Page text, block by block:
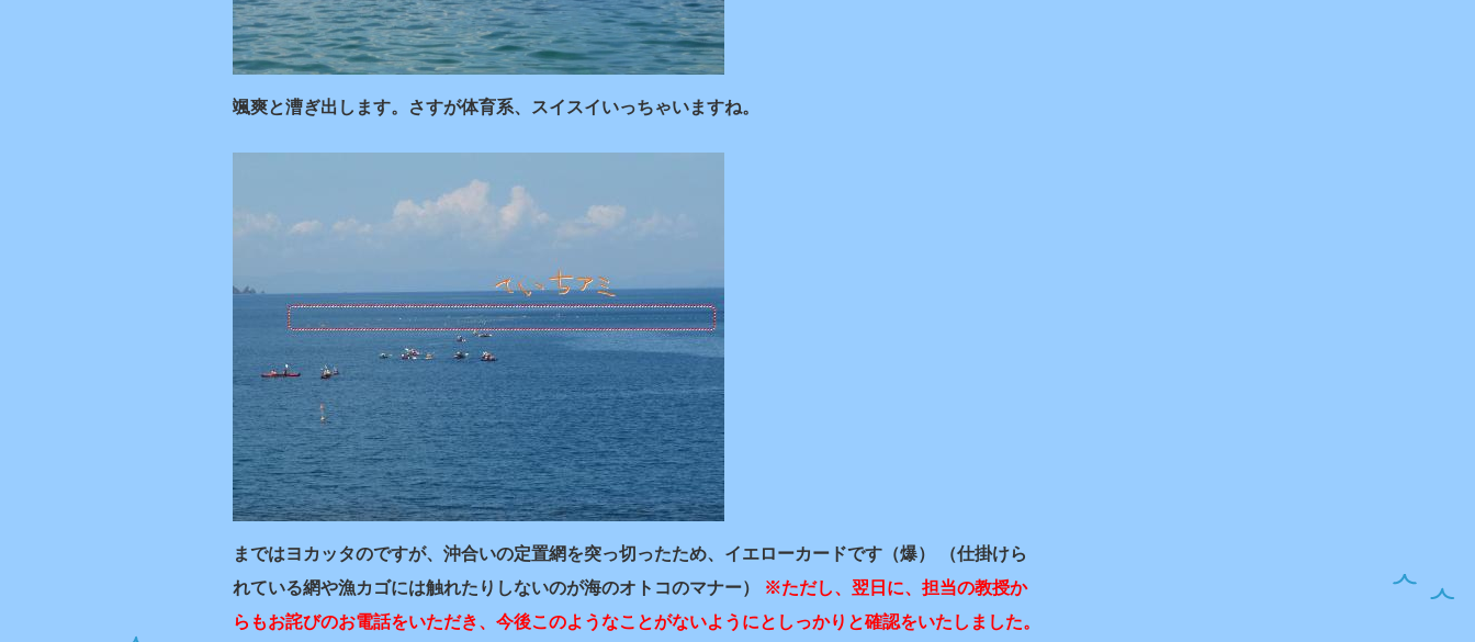
颯爽と漕ぎ出します。さすが体育系、スイスイいっちゃいますね。
まではヨカッタのですが、沖合いの定置網を突っ切ったため、イエローカードです（爆） （仕掛けら
れている網や漁カゴには触れたりしないのが海のオトコのマナー） ※ただし、翌日に、担当の教授か
らもお詫びのお電話をいただき、今後このようなことがないようにとしっかりと確認をいたしました。